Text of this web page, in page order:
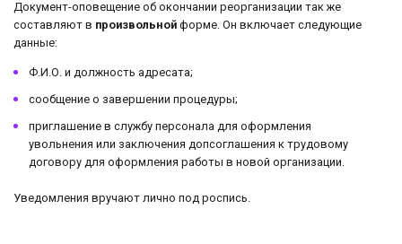
Документ-оповещение об окончании реорганизации так же
составляют в произвольной форме. Он включает следующие
данные:
Ф.И.О. и должность адресата;
сообщение о завершении процедуры;
приглашение в службу персонала для оформления
увольнения или заключения допсоглашения к трудовому
договору для оформления работы в новой организации.
Уведомления вручают лично под роспись.